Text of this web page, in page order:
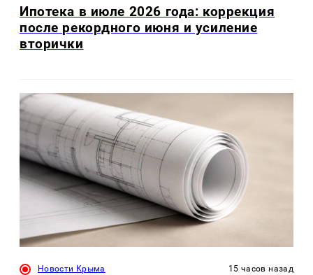
Ипотека в июле 2026 года: коррекция
после рекордного июня и усиление
вторички
Новости Крыма 15 часов назад